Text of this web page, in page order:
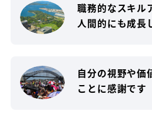
職務的なスキル
人間的にも成長
自分の視野や価
ことに感謝です